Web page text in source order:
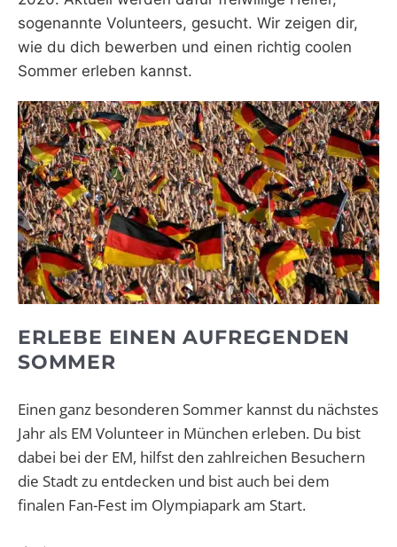
sogenannte Volunteers, gesucht. Wir zeigen dir,
wie du dich bewerben und einen richtig coolen
Sommer erleben kannst.
ERLEBE EINEN AUFREGENDEN
SOMMER
Einen ganz besonderen Sommer kannst du nächstes
Jahr als EM Volunteer in München erleben. Du bist
dabei bei der EM, hilfst den zahlreichen Besuchern
die Stadt zu entdecken und bist auch bei dem
finalen Fan-Fest im Olympiapark am Start.